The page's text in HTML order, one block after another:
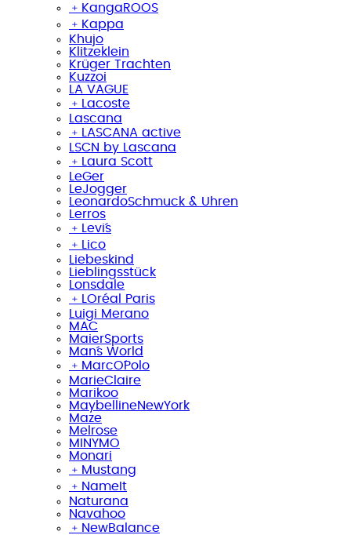
﹢ KangaROOS
﹢ Kappa
Khujo
Klitzeklein
Krüger Trachten
Kuzzoi
LA VAGUE
﹢
Lacoste
Lascana
﹢
LASCANA active
LSCN by Lascana
﹢
Laura Scott
LeGer
LeJogger
LeonardoSchmuck & Uhren
Lerros
﹢
Levi´s
﹢
Lico
Liebeskind
Lieblingsstück
Lonsdale
﹢
LOréal Paris
Luigi Merano
MAC
MaierSports
Man´s World
﹢ MarcO´Polo
MarieClaire
Marikoo
MaybellineNewYork
Maze
Melrose
MINYMO
Monari
﹢ Mustang
﹢ NameIt
Naturana
Navahoo
﹢ NewBalance